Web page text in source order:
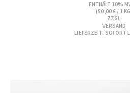
ENTHÄLT 10%
(50,00€ / 1
ZZGL.
VERSAND
LIEFERZEIT: SOFORT